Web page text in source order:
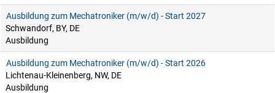
Ausbildung zum Mechatroniker (m/w/d) - Start 2027
Schwandorf, BY, DE
Ausbildung
Ausbildung zum Mechatroniker (m/w/d) - Start 2026
Lichtenau-Kleinenberg, NW, DE
Ausbildung